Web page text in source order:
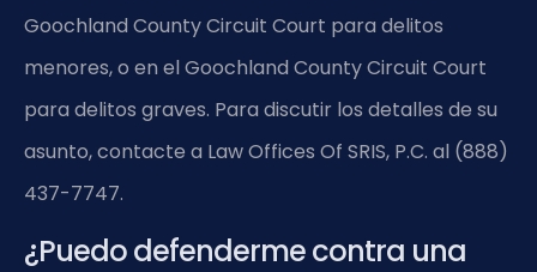
Goochland County Circuit Court para delitos
menores, o en el Goochland County Circuit Court
para delitos graves. Para discutir los detalles de su
asunto, contacte a Law Offices Of SRIS, P.C. al (888)
437-7747.
¿Puedo defenderme contra una